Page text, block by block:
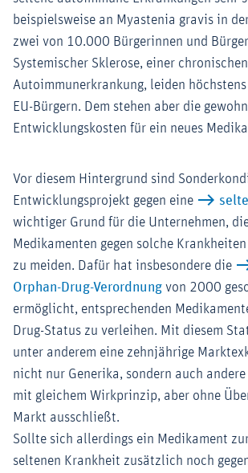
beispielsweise an Myastenia gravis in
zwei von 10.000 Bürgerinnen und
Systemischer Sklerose, einer chronischen
Autoimmunerkrankung, leiden
EU-Bürgern. Dem stehen aber die
Entwicklungskosten für ein neues
Vor diesem Hintergrund sind
Entwicklungsprojekt gegen eine
wichtiger Grund für die Unternehmen,
Medikamenten gegen solche
zu meiden. Dafür hat insbesondere die
Orphan-Drug-Verordnung von 2000
ermöglicht, entsprechenden
Drug-Status zu verleihen. Mit diesem
unter anderem eine zehnjährige
nicht nur Generika, sondern auch
mit gleichem Wirkprinzip, aber ohne
Markt ausschließt.
Sollte sich allerdings ein Medikament
seltenen Krankheit zusätzlich noch